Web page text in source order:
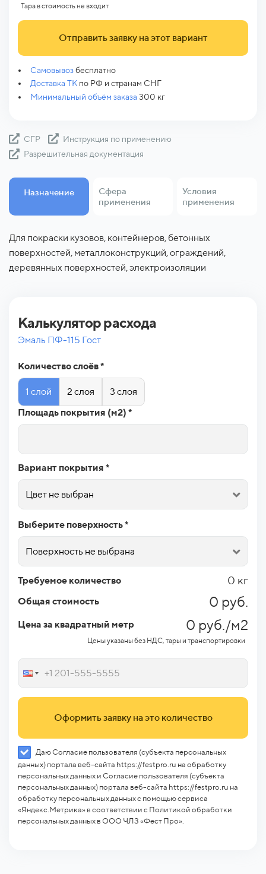
Тара в стоимость не входит
Отправить заявку на этот вариант
Самовывозбесплатно
Доставка ТК по РФ и странам СНГ
Минимальный объём заказа 300 кг
СГР
Инструкция по применению
Разрешительная документация
Назначение
Сфера
применения
Условия
применения
Для покраски кузовов, контейнеров, бетонных
поверхностей, металлоконструкций, ограждений,
деревянных поверхностей, электроизоляции
судостроение; военная промышленность;
машиностроение; строительство; автомобильная
промышленность, вагоностроение, автодорожные
на открытом воздухе, внутри помещений
Калькулятор расхода
Эмаль ПФ-115 Гост
Количество слоёв *
1 слой 2 слоя
3 слоя
Площадь покрытия (м2) *
Вариант покрытия *
Цвет не выбран
Выберите поверхность *
Поверхность не выбрана
Требуемое количество 0 кг
Общая стоимость 0 руб.
Цена за квадратный метр 0 руб./м2
Цены указаны без НДС, тары и транспортировки
Оформить заявку на это количество
Даю Согласие пользователя (субъекта персональных
данных) портала веб-сайта https://festpro.ru на обработку
персональных данных и Согласие пользователя (субъекта
персональных данных) портала веб-сайта https://festpro.ru на
обработку персональных данных с помощью сервиса
«Яндекс.Метрика» в соответствии с Политикой обработки
персональных данных в ООО ЧЛЗ «Фест Про».